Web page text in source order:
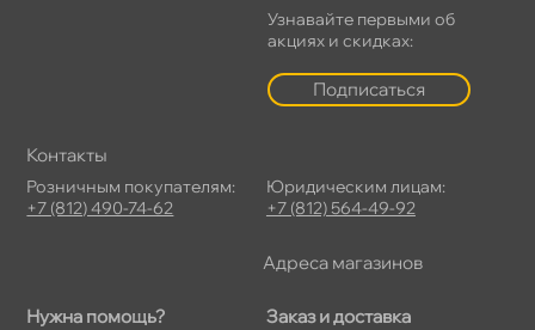
Нужна помощь? Заказ и доставка
Узнавайте первыми о
акциях и скидках:
Подписаться
Контакты
Розничным покупателям:
+7 (812) 490-74-62
Юридическим лицам:
+7 (812) 564-49-92
Адреса магазино